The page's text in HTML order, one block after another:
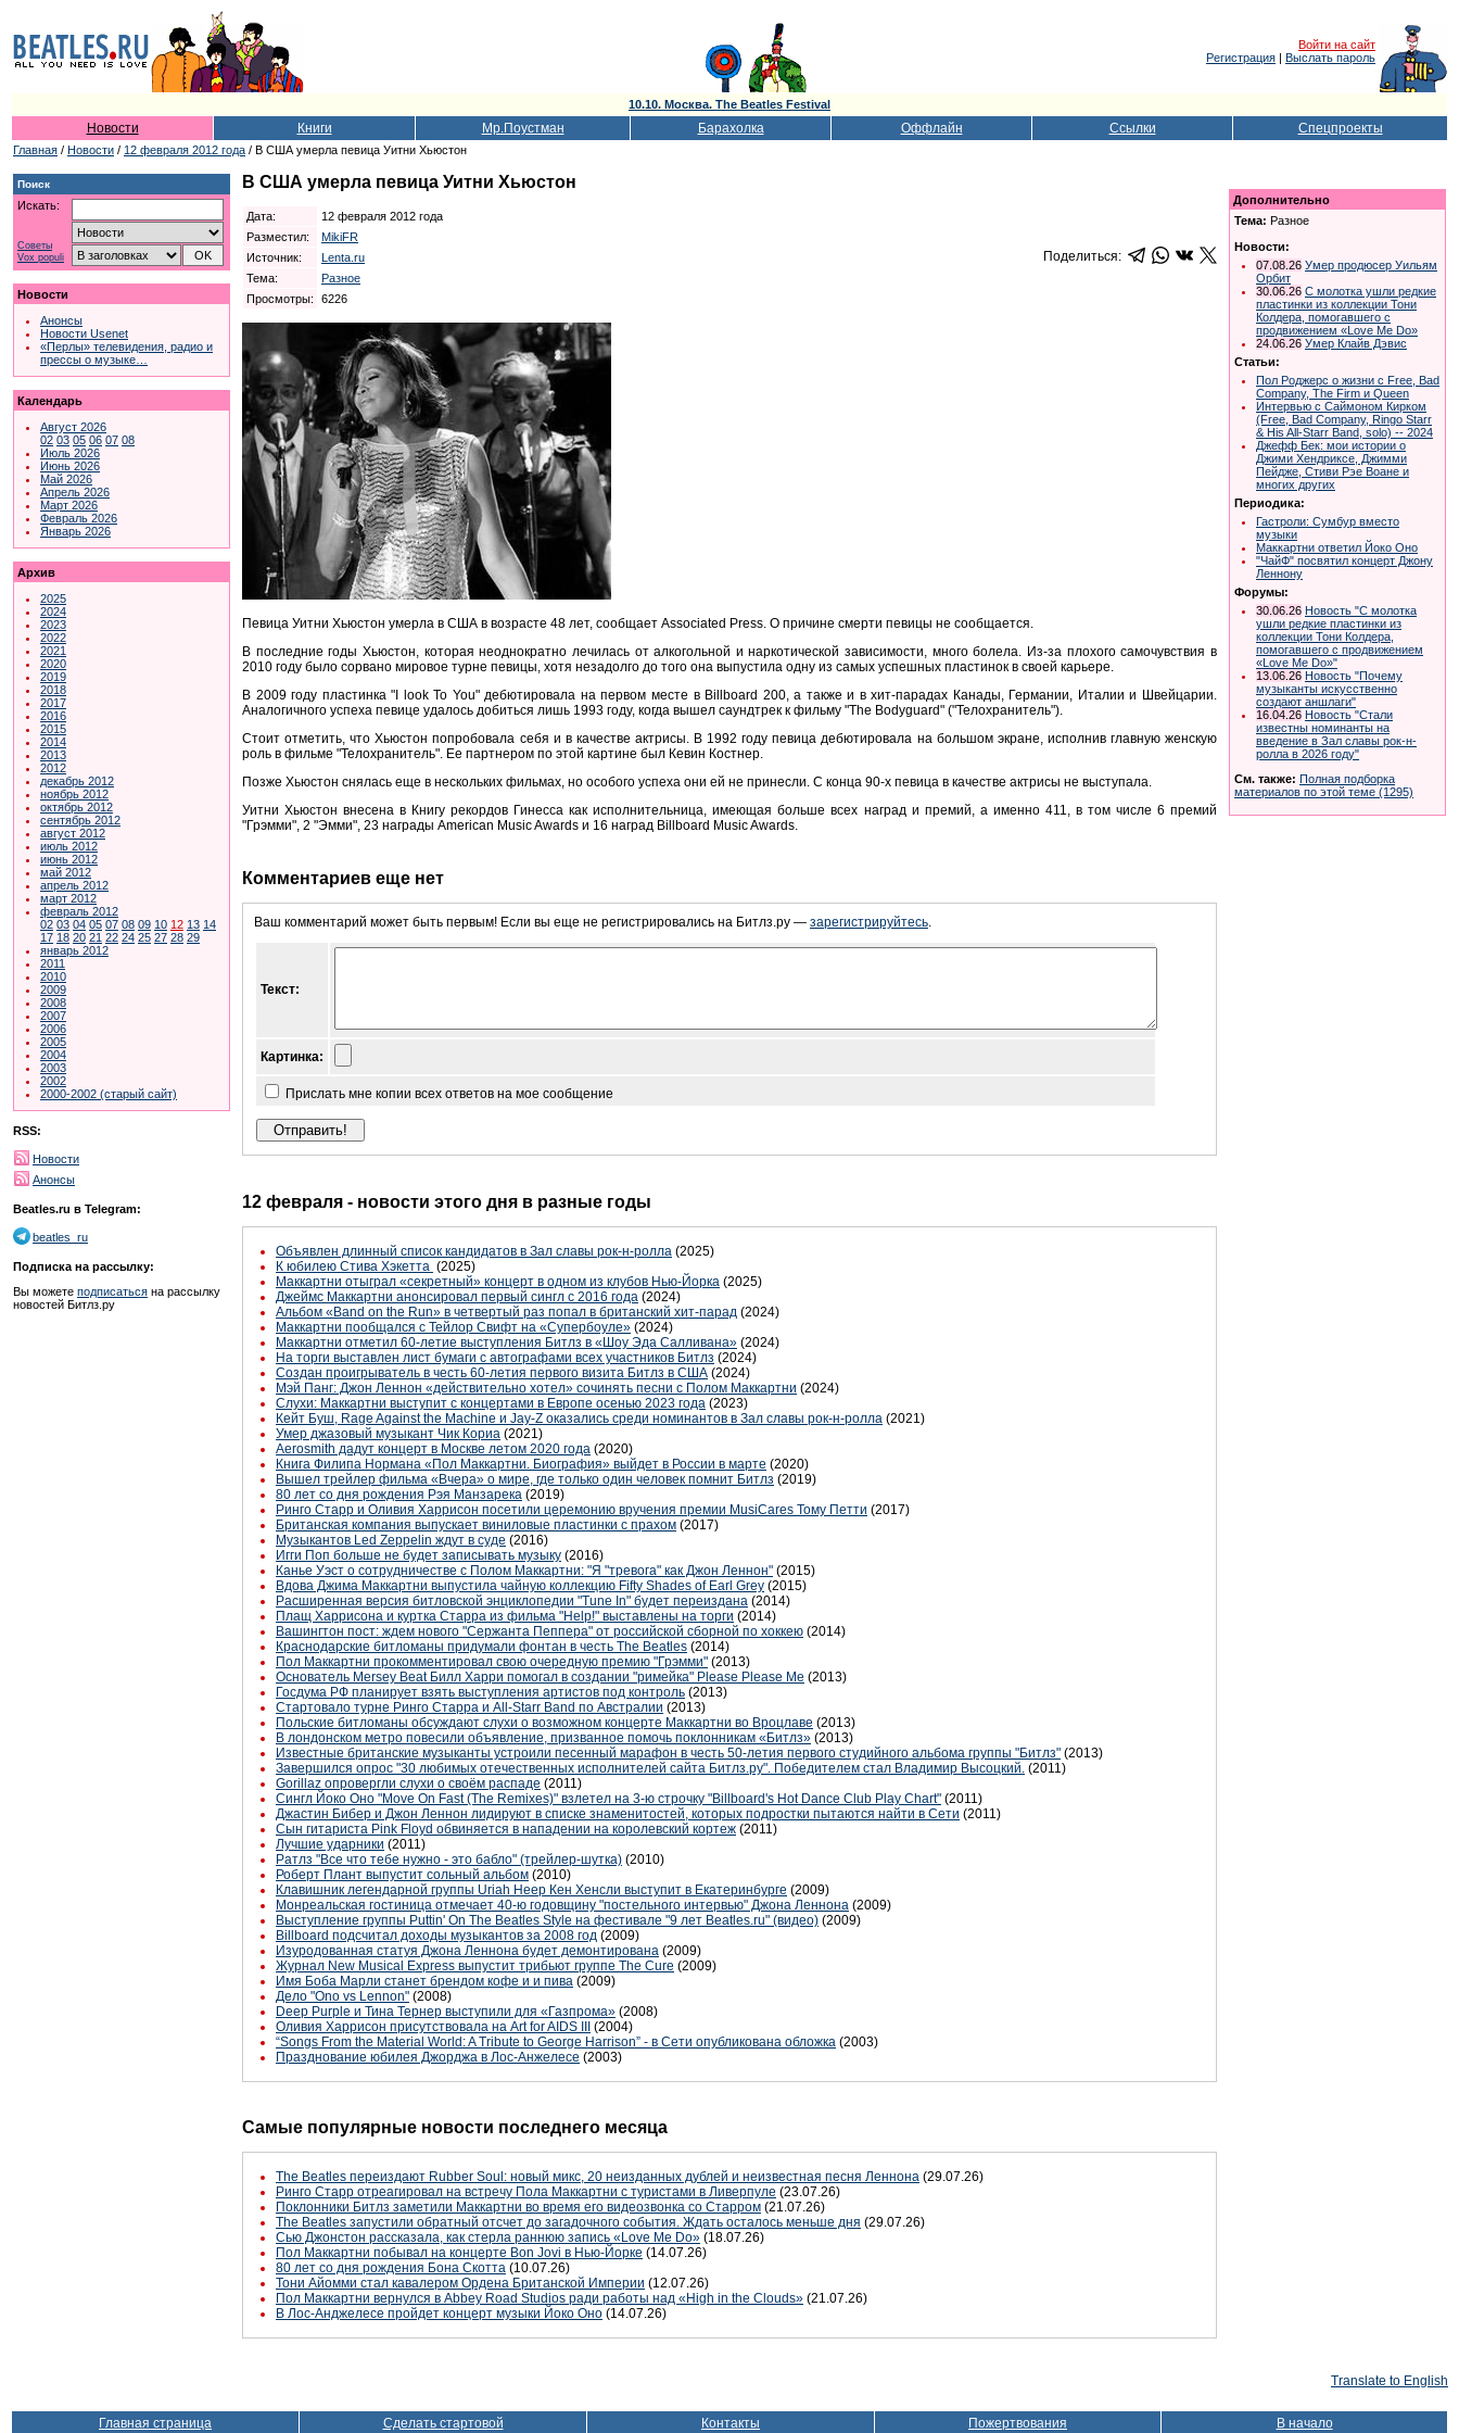
Войти на сайт
Регистрация | Выслать пароль
10.10. Москва. The Beatles Festival
Новости Книги Мр.Поустман Барахолка Оффлайн Ссылки Спецпроекты
Главная / Новости / 12 февраля 2012 года / В США умерла певица Уитни Хьюстон
Поиск
Искать:
Советы
Vox populi
Новости
Анонсы
Новости Usenet
«Перлы» телевидения, радио и
прессы о музыке…
Календарь
Август 2026
02 03 05 06 07 08
Июль 2026
Июнь 2026
Май 2026
Апрель 2026
Март 2026
Февраль 2026
Январь 2026
Архив
2025
2024
2023
2022
2021
2020
2019
2018
2017
2016
2015
2014
2013
2012
декабрь 2012
ноябрь 2012
октябрь 2012
сентябрь 2012
август 2012
июль 2012
июнь 2012
май 2012
апрель 2012
март 2012
февраль 2012
02 03 04 05 07 08 09 10 12 13 14
17 18 20 21 22 24 25 27 28 29
январь 2012
2011
2010
2009
2008
2007
2006
2005
2004
2003
2002
2000-2002 (старый сайт)
RSS:
Новости
Анонсы
Beatles.ru в Telegram:
beatles_ru
Подписка на рассылку:
Вы можете подписаться на рассылку
новостей Битлз.ру
В США умерла певица Уитни Хьюстон
Дата:
12 февраля 2012 года
Разместил:
MikiFR
Источник:
Lenta.ru
Тема:
Разное
Просмотры:
6226
Поделиться:
Певица Уитни Хьюстон умерла в США в возрасте 48 лет, сообщает Associated Press. О причине смерти певицы не сообщается.
В последние годы Хьюстон, которая неоднократно лечилась от алкогольной и наркотической зависимости, много болела. Из-за плохого самочувствия в
2010 году было сорвано мировое турне певицы, хотя незадолго до того она выпустила одну из самых успешных пластинок в своей карьере.
В 2009 году пластинка "I look To You" дебютировала на первом месте в Billboard 200, а также и в хит-парадах Канады, Германии, Италии и Швейцарии.
Аналогичного успеха певице удалось добиться лишь 1993 году, когда вышел саундтрек к фильму "The Bodyguard" ("Телохранитель").
Стоит отметить, что Хьюстон попробовала себя и в качестве актрисы. В 1992 году певица дебютировала на большом экране, исполнив главную женскую
роль в фильме "Телохранитель". Ее партнером по этой картине был Кевин Костнер.
Позже Хьюстон снялась еще в нескольких фильмах, но особого успеха они ей не принесли. С конца 90-х певица в качестве актрисы не выступала.
Уитни Хьюстон внесена в Книгу рекордов Гинесса как исполнительница, имеющая больше всех наград и премий, а именно 411, в том числе 6 премий
"Грэмми", 2 "Эмми", 23 награды American Music Awards и 16 наград Billboard Music Awards.
Комментариев еще нет
Ваш комментарий может быть первым! Если вы еще не регистрировались на Битлз.ру — зарегистрируйтесь.
Текст:
Картинка:
Прислать мне копии всех ответов на мое сообщение
12 февраля - новости этого дня в разные годы
Объявлен длинный список кандидатов в Зал славы рок-н-ролла (2025)
К юбилею Стива Хэкетта (2025)
Маккартни отыграл «секретный» концерт в одном из клубов Нью-Йорка (2025)
Джеймс Маккартни анонсировал первый сингл с 2016 года (2024)
Альбом «Band on the Run» в четвертый раз попал в британский хит-парад (2024)
Маккартни пообщался с Тейлор Свифт на «Супербоуле» (2024)
Маккартни отметил 60-летие выступления Битлз в «Шоу Эда Салливана» (2024)
На торги выставлен лист бумаги с автографами всех участников Битлз (2024)
Создан проигрыватель в честь 60-летия первого визита Битлз в США (2024)
Мэй Панг: Джон Леннон «действительно хотел» сочинять песни с Полом Маккартни (2024)
Слухи: Маккартни выступит с концертами в Европе осенью 2023 года (2023)
Кейт Буш, Rage Against the Machine и Jay-Z оказались среди номинантов в Зал славы рок-н-ролла (2021)
Умер джазовый музыкант Чик Кориа (2021)
Aerosmith дадут концерт в Москве летом 2020 года (2020)
Книга Филипа Нормана «Пол Маккартни. Биография» выйдет в России в марте (2020)
Вышел трейлер фильма «Вчера» о мире, где только один человек помнит Битлз (2019)
80 лет со дня рождения Рэя Манзарека (2019)
Ринго Старр и Оливия Харрисон посетили церемонию вручения премии MusiCares Тому Петти (2017)
Британская компания выпускает виниловые пластинки с прахом (2017)
Музыкантов Led Zeppelin ждут в суде (2016)
Игги Поп больше не будет записывать музыку (2016)
Канье Уэст о сотрудничестве с Полом Маккартни: "Я "тревога" как Джон Леннон" (2015)
Вдова Джима Маккартни выпустила чайную коллекцию Fifty Shades of Earl Grey (2015)
Расширенная версия битловской энциклопедии "Tune In" будет переиздана (2014)
Плащ Харрисона и куртка Старра из фильма "Help!" выставлены на торги (2014)
Вашингтон пост: ждем нового "Сержанта Пеппера" от российской сборной по хоккею (2014)
Краснодарские битломаны придумали фонтан в честь The Beatles (2014)
Пол Маккартни прокомментировал свою очередную премию "Грэмми" (2013)
Основатель Mersey Beat Билл Харри помогал в создании "римейка" Please Please Me (2013)
Госдума РФ планирует взять выступления артистов под контроль (2013)
Стартовало турне Ринго Старра и All-Starr Band по Австралии (2013)
Польские битломаны обсуждают слухи о возможном концерте Маккартни во Вроцлаве (2013)
В лондонском метро повесили объявление, призванное помочь поклонникам «Битлз» (2013)
Известные британские музыканты устроили песенный марафон в честь 50-летия первого студийного альбома группы "Битлз" (2013)
Завершился опрос "30 любимых отечественных исполнителей cайта Битлз.ру". Победителем стал Владимир Высоцкий. (2011)
Gorillaz опровергли слухи о своём распаде (2011)
Сингл Йоко Оно "Move On Fast (The Remixes)" взлетел на 3-ю строчку "Billboard's Hot Dance Club Play Chart" (2011)
Джастин Бибер и Джон Леннон лидируют в списке знаменитостей, которых подростки пытаются найти в Сети (2011)
Сын гитариста Pink Floyd обвиняется в нападении на королевский кортеж (2011)
Лучшие ударники (2011)
Ратлз "Все что тебе нужно - это бабло" (трейлер-шутка) (2010)
Роберт Плант выпустит сольный альбом (2010)
Клавишник легендарной группы Uriah Heep Кен Хенсли выступит в Екатеринбурге (2009)
Монреальская гостиница отмечает 40-ю годовщину "постельного интервью" Джона Леннона (2009)
Выступление группы Puttin' On The Beatles Style на фестивале "9 лет Beatles.ru" (видео) (2009)
Billboard подсчитал доходы музыкантов за 2008 год (2009)
Изуродованная статуя Джона Леннона будет демонтирована (2009)
Журнал New Musical Express выпустит трибьют группе The Cure (2009)
Имя Боба Марли станет брендом кофе и и пива (2009)
Дело "Ono vs Lennon" (2008)
Deep Purple и Тина Тернер выступили для «Газпрома» (2008)
Оливия Харрисон присутствовала на Art for AIDS III (2004)
“Songs From the Material World: A Tribute to George Harrison” - в Сети опубликована обложка (2003)
Празднование юбилея Джорджа в Лос-Анжелесе (2003)
Самые популярные новости последнего месяца
The Beatles переиздают Rubber Soul: новый микс, 20 неизданных дублей и неизвестная песня Леннона (29.07.26)
Ринго Старр отреагировал на встречу Пола Маккартни с туристами в Ливерпуле (23.07.26)
Поклонники Битлз заметили Маккартни во время его видеозвонка со Старром (21.07.26)
The Beatles запустили обратный отсчет до загадочного события. Ждать осталось меньше дня (29.07.26)
Сью Джонстон рассказала, как стерла раннюю запись «Love Me Do» (18.07.26)
Пол Маккартни побывал на концерте Bon Jovi в Нью-Йорке (14.07.26)
80 лет со дня рождения Бона Скотта (10.07.26)
Тони Айомми стал кавалером Ордена Британской Империи (12.07.26)
Пол Маккартни вернулся в Abbey Road Studios ради работы над «High in the Clouds» (21.07.26)
В Лос-Анджелесе пройдет концерт музыки Йоко Оно (14.07.26)
Дополнительно
Тема: Разное
Новости:
07.08.26 Умер продюсер Уильям
Орбит
30.06.26 С молотка ушли редкие
пластинки из коллекции Тони
Колдера, помогавшего с
продвижением «Love Me Do»
24.06.26 Умер Клайв Дэвис
Статьи:
Пол Роджерс о жизни с Free, Bad
Company, The Firm и Queen
Интервью с Саймоном Кирком
(Free, Bad Company, Ringo Starr
& His All-Starr Band, solo) -- 2024
Джефф Бек: мои истории о
Джими Хендриксе, Джимми
Пейдже, Стиви Рэе Воане и
многих других
Периодика:
Гастроли: Сумбур вместо
музыки
Маккартни ответил Йоко Оно
"ЧайФ" посвятил концерт Джону
Леннону
Форумы:
30.06.26 Новость "С молотка
ушли редкие пластинки из
коллекции Тони Колдера,
помогавшего с продвижением
«Love Me Do»"
13.06.26 Новость "Почему
музыканты искусственно
создают аншлаги"
16.04.26 Новость "Стали
известны номинанты на
введение в Зал славы рок-н-
ролла в 2026 году"
См. также: Полная подборка
материалов по этой теме (1295)
Translate to English
Главная страница Сделать стартовой Контакты Пожертвования В начало